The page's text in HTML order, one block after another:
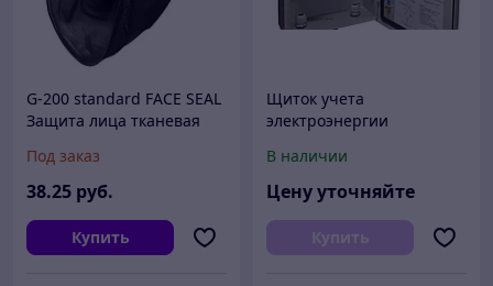
G-200 standard FACE SEAL
Защита лица тканевая
Под заказ
38.25 руб.
Купить
Щиток учета
электроэнергии
В наличии
Цену уточняйте
Купить